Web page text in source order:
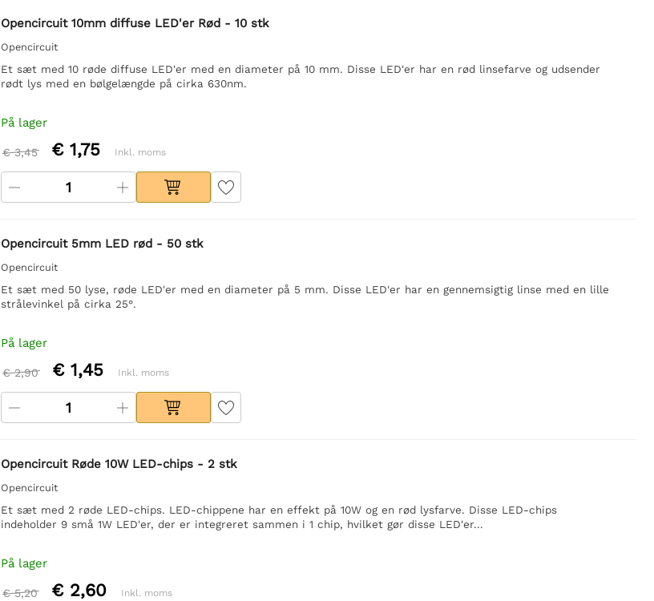
Opencircuit 10mm diffuse LED'er Rød - 10 stk
Opencircuit
Et sæt med 10 røde diffuse LED'er med en diameter på 10 mm. Disse LED'er har en rød linsefarve og udsender
rødt lys med en bølgelængde på cirka 630nm.
På lager
€ 3,45 € 1,75 Inkl. moms
Opencircuit 5mm LED rød - 50 stk
Opencircuit
Et sæt med 50 lyse, røde LED'er med en diameter på 5 mm. Disse LED'er har en gennemsigtig linse med en lille
strålevinkel på cirka 25°.
På lager
€ 2,90 € 1,45 Inkl. moms
Opencircuit Røde 10W LED-chips - 2 stk
Opencircuit
Et sæt med 2 røde LED-chips. LED-chippene har en effekt på 10W og en rød lysfarve. Disse LED-chips
indeholder 9 små 1W LED'er, der er integreret sammen i 1 chip, hvilket gør disse LED'er...
På lager
€ 5,20 € 2,60 Inkl. moms